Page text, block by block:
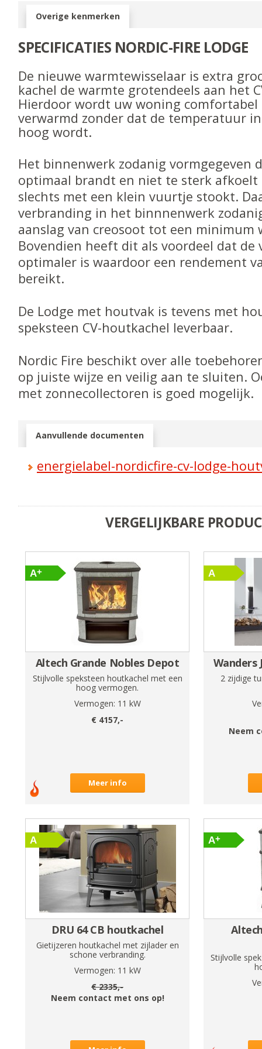
Overige kenmerken
SPECIFICATIES NORDIC-FIRE LODGE
De nieuwe warmtewisselaar is extra
kachel de warmte grotendeels aan het
Hierdoor wordt uw woning
verwarmd zonder dat de temperatuur
hoog wordt.
Het binnenwerk zodanig vormgegeven
optimaal brandt en niet te sterk afkoelt
slechts met een klein vuurtje stookt.
verbranding in het binnnenwerk
aanslag van creosoot tot een minimum
Bovendien heeft dit als voordeel dat de
optimaler is waardoor een rendement
bereikt.
De Lodge met houtvak is tevens met
speksteen CV-houtkachel leverbaar.
Nordic Fire beschikt over alle
op juiste wijze en veilig aan te sluiten.
met zonnecollectoren is goed mogelijk.
Aanvullende documenten
energielabel-nordicfire-cv-lodge-
VERGELIJKBARE
Altech Grande Nobles Depot
Stijlvolle speksteen houtkachel met een
hoog vermogen.
Vermogen: 11 kW
€ 4157,-
Meer info
Wanders
2 zijdige
Neem
DRU 64 CB houtkachel
Gietijzeren houtkachel met zijlader en
schone verbranding.
Vermogen: 11 kW
€2335,-
Neem contact met ons op!
Stijlvolle